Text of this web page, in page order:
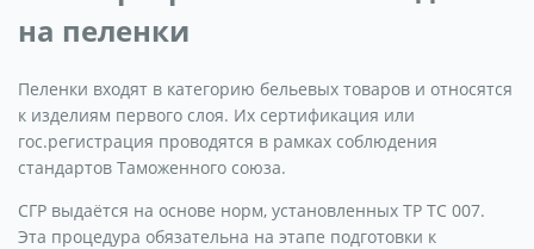
на пеленки
Пеленки входят в категорию бельевых товаров и относятся
к изделиям первого слоя. Их сертификация или
гос.регистрация проводятся в рамках соблюдения
стандартов Таможенного союза.
СГР выдаётся на основе норм, установленных ТР ТС 007.
Эта процедура обязательна на этапе подготовки к